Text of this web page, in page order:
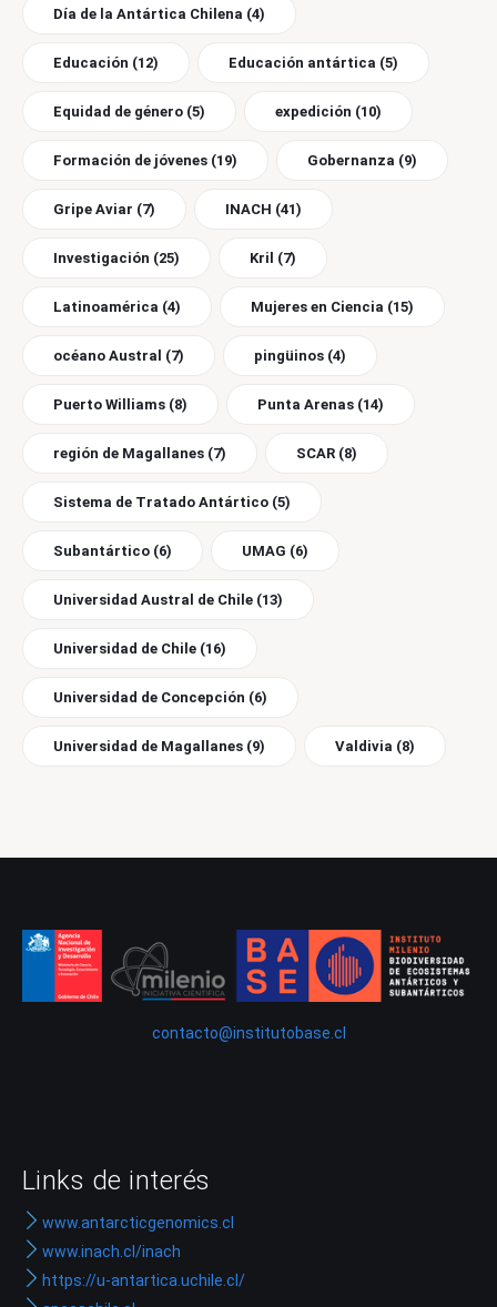
Día de la Antártica Chilena (4)
Educación (12) Educación antártica (5)
Equidad de género (5) expedición (10)
Formación de jóvenes (19) Gobernanza (9)
Gripe Aviar (7) INACH (41)
Investigación (25) Kril (7)
Latinoamérica (4) Mujeres en Ciencia (15)
océano Austral (7) pingüinos (4)
Puerto Williams (8) Punta Arenas (14)
región de Magallanes (7) SCAR (8)
Sistema de Tratado Antártico (5)
Subantártico (6) UMAG (6)
Universidad Austral de Chile (13)
Universidad de Chile (16)
Universidad de Concepción (6)
Universidad de Magallanes (9) Valdivia (8)
contacto@institutobase.cl
Links de interés
www.antarcticgenomics.cl
www.inach.cl/inach
https://u-antartica.uchile.cl/